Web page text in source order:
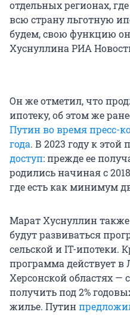
отдельных регионах,
всю страну льготную
будем, свою функцию
Хуснуллина РИА
Он же отметил, что
ипотеку, об этом же
Путин во время пресс-
года. В 2023 году к этой
доступ: прежде ее
родились начиная с
где есть как минимум
Марат Хуснуллин
будут развиваться
сельской и IT-ипотеки.
программа действует в
Херсонской областях —
получить под 2%
жилье. Путин